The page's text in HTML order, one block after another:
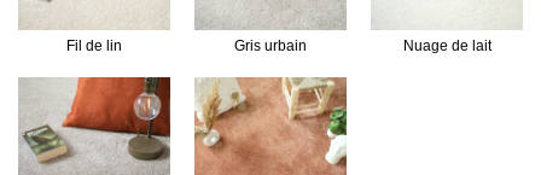
Fil de lin Gris urbain Nuage de lait